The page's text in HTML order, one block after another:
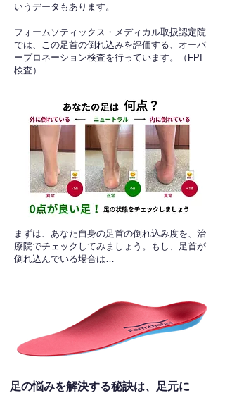
いうデータもあります。
フォームソティックス・メディカル取扱認定院
では、この足首の倒れ込みを評価する、オーバ
ープロネーション検査を行っています。（FPI
検査）​
​まずは、あなた自身の足首の倒れ込み度を、治
療院でチェックしてみましょう。もし、足首が
倒れ込んでいる場合は…
足の悩みを解決する秘訣は、足元に